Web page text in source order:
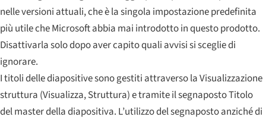
nelle versioni attuali, che è la singola impostazione predefinita
più utile che Microsoft abbia mai introdotto in questo prodotto.
Disattivarla solo dopo aver capito quali avvisi si sceglie di
ignorare.
I titoli delle diapositive sono gestiti attraverso la Visualizzazione
struttura (Visualizza, Struttura) e tramite il segnaposto Titolo
del master della diapositiva. L’utilizzo del segnaposto anziché di